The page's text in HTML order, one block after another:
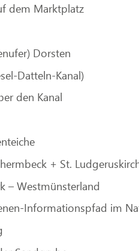
dem Marktplatz
Dorsten
Datteln-Kanal)
den Kanal
+ St.
– Westmünsterland
Informationspfad im